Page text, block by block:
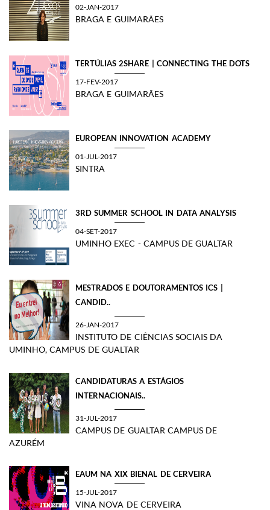
02-JAN-2017
BRAGA E GUIMARÃES
TERTÚLIAS 2SHARE | CONNECTING THE DOTS
17-FEV-2017
BRAGA E GUIMARÃES
EUROPEAN INNOVATION ACADEMY
01-JUL-2017
SINTRA
​3RD SUMMER SCHOOL IN DATA ANALYSIS
04-SET-2017
UMINHO EXEC - CAMPUS DE GUALTAR
MESTRADOS E DOUTORAMENTOS ICS |
CANDID..
26-JAN-2017
INSTITUTO DE CIÊNCIAS SOCIAIS DA
UMINHO, CAMPUS DE GUALTAR
CANDIDATURAS A ESTÁGIOS
INTERNACIONAIS..
31-JUL-2017
CAMPUS DE GUALTAR CAMPUS DE
AZURÉM
EAUM NA XIX BIENAL DE CERVEIRA
15-JUL-2017
VINA NOVA DE CERVEIRA